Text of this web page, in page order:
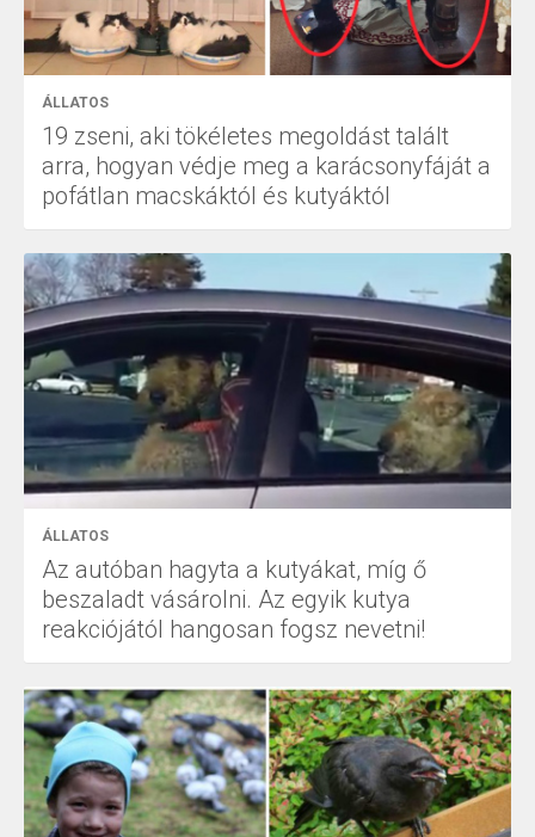
ÁLLATOS
19 zseni, aki tökéletes megoldást talált
arra, hogyan védje meg a karácsonyfáját a
pofátlan macskáktól és kutyáktól
ÁLLATOS
Az autóban hagyta a kutyákat, míg ő
beszaladt vásárolni. Az egyik kutya
reakciójától hangosan fogsz nevetni!